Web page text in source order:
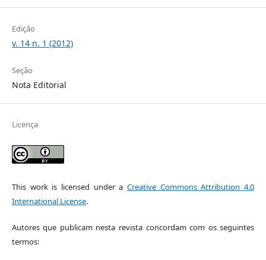
Edição
v. 14 n. 1 (2012)
Seção
Nota Editorial
Licença
This work is licensed under aCreative Commons Attribution 4.0
International License.
Autores que publicam nesta revista concordam com os seguintes
termos: